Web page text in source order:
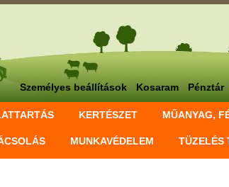
Személyes beállítások Kosaram Pénztár
KERTÉSZET MŰANYAG,
MUNKAVÉDELEM TÜZELÉS